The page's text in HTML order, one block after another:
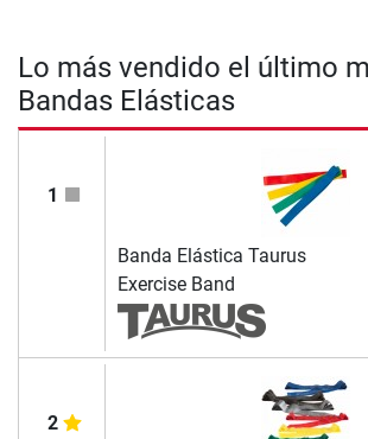
Lo más vendido el último
Bandas Elásticas
1
Banda Elástica Taurus
Exercise Band
2